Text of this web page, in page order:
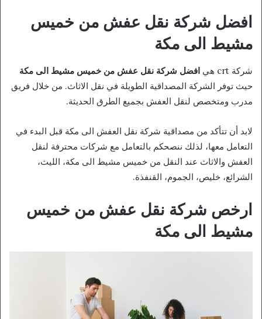
افضل شركة نقل عفش من خميس
مشيط الى مكة
شركة crt هي
افضل شركة نقل عفش من خميس مشيط الى مكة
حيث توفر الشركة المصداقية الطويلة في نقل الاثاث. من خلال فريق
مدرب ومتخصص لنقل العفش بجميع الطرق الحديثة.
لابد أن تتأكد من مصداقية شركة نقل العفش الى مكة قبل البدء في
التعامل معها، لذلك ننصحكم بالتعامل مع شركات محترفة لنقل
العفش والاثاث عند النقل من خميس مشيط الى مكة، الليث،
الشرائع، خليص، الجموم، القنفذة.
ارخص شركة نقل عفش من خميس
مشيط الى مكة